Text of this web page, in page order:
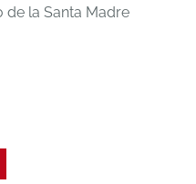
la Santa Madre